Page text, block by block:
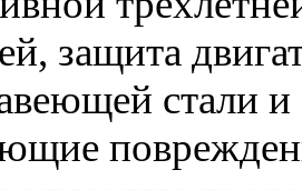
защита
стали